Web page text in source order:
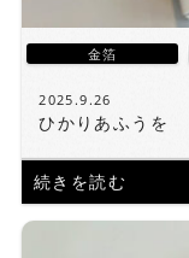
金箔
2025.9.26
ひかりあふうを
続きを読む